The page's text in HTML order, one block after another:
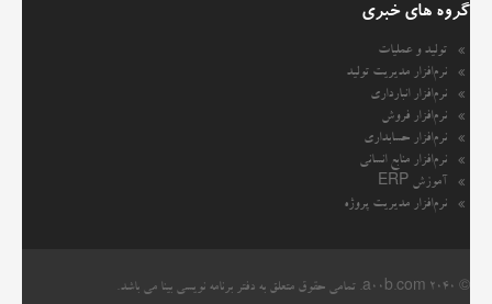
گروه های خبری
تولید و عملیات
نرم‌افزار مدیریت تولید
نرم‌افزار انبارداری
نرم‌افزار فروش
نرم‌افزار حسابداری
نرم‌افزار منابع انسانی
آموزش ERP
نرم‌افزار مدیریت پروژه
© 2040
a00b.com. تمامی حقوق متعلق به دفتر برنامه نویسی بینا می باشد.